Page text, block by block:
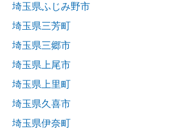
埼玉県ふじみ野市
埼玉県三芳町
埼玉県三郷市
埼玉県上尾市
埼玉県上里町
埼玉県久喜市
埼玉県伊奈町